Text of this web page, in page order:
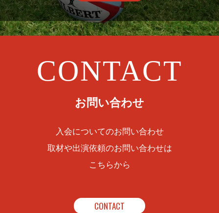
CONTACT
お問い合わせ
入会についてのお問い合わせ
取材や出演依頼のお問い合わせは
こちらから
CONTACT